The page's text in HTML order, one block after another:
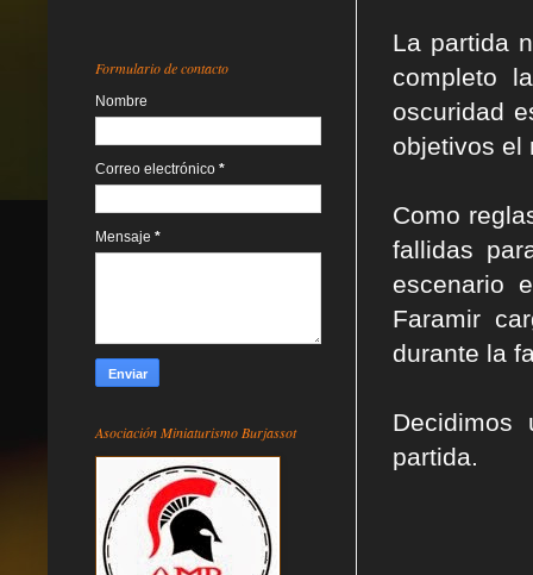
La partida
completo
oscuridad
objetivos el
Como
fallidas
escenario
Faramir
durante la
partida.
Formulario de contacto
Nombre
Correo electrónico *
Mensaje *
Asociación Miniaturismo Burjassot